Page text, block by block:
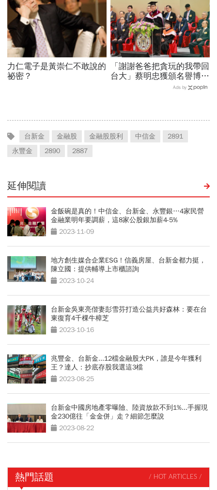
力仁電子是黃崇仁不敢說的
祕密？
「謝謝爸爸把貪玩的我帶回
台大」蔡明忠獲頒名譽博
士！回憶當年1通電話叫他
Ads by
台新金 金融股 金融股股利 中信金
2891
永豐金
2890 2887
延伸閱讀
金飯碗是真的！中信金、台新金、永豐銀…4家民營
金融業明年要調薪，這8家公股銀加薪4-5%
2023-11-09
地方創生媒合企業ESG！信義房屋、台新金都力挺，
陳立國：提供輔導上市櫃諮詢
2023-10-24
台新金吳東亮偕妻彭雪芬打造公益共好森林：要在台
東復育4千棵牛樟芝
2023-10-16
兆豐金、台新金...12檔金融股大PK，誰是今年獲利
王？達人：抄底存股我選這3檔
2023-08-25
台新金中國房地產零曝險、陸資放款不到1%...手握現
金230億往「金金併」走？細節怎麼說
2023-08-22
熱門話題 / HOT ARTICLES /